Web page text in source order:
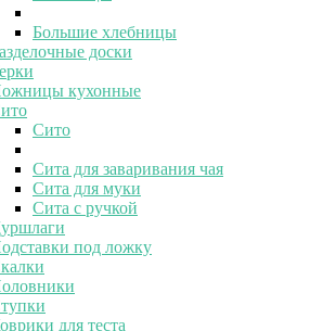
Большие хлебницы
доски
кухонные
Сито
Сита для заваривания чая
Сита для муки
Сита с ручкой
под ложку
для теста